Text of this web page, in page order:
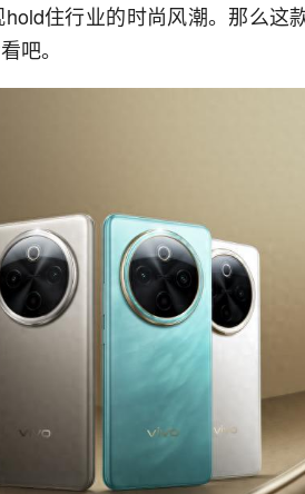
住行业的时尚风潮。那么这
吧。